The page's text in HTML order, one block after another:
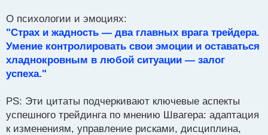
О психологии и эмоциях:
"Страх и жадность — два главных врага трейдера.
Умение контролировать свои эмоции и оставаться
хладнокровным в любой ситуации — залог
успеха."
PS: Эти цитаты подчеркивают ключевые аспекты
успешного трейдинга по мнению Швагера: адаптация
к изменениям, управление рисками, дисциплина,